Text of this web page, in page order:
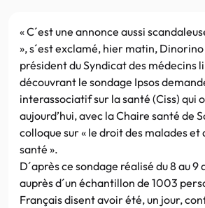
« C´est une annonce aussi
», s´est exclamé, hier matin,
président du Syndicat des médecins
découvrant le sondage Ipsos
interassociatif sur la santé (Ciss) qui
aujourd’hui, avec la Chaire santé de
colloque sur « le droit des malades et
santé ».
D´après ce sondage réalisé du 8 au
auprès d´un échantillon de 1003
Français disent avoir été, un jour,